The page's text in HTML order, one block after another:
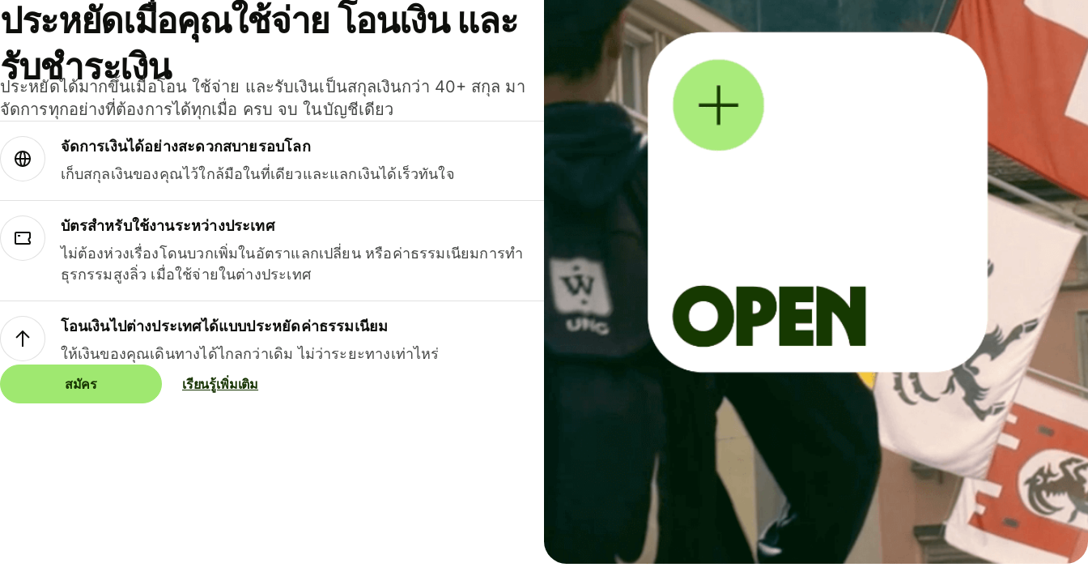
ประหยัดเมื่อคุณใช้จ่าย โอนเงิน และ
รับชำระเงิน
ประหยัดได้มากขึ้นเมื่อโอน ใช้จ่าย และรับเงินเป็นสกุลเงินกว่า 40+ สกุล มา
จัดการทุกอย่างที่ต้องการได้ทุกเมื่อ ครบ จบ ในบัญชีเดียว
จัดการเงินได้อย่างสะดวกสบายรอบโลก
เก็บสกุลเงินของคุณไว้ใกล้มือในที่เดียวและแลกเงินได้เร็วทันใจ
บัตรสำหรับใช้งานระหว่างประเทศ
ไม่ต้องห่วงเรื่องโดนบวกเพิ่มในอัตราแลกเปลี่ยน หรือค่าธรรมเนียมการทำ
ธุรกรรมสูงลิ่ว เมื่อใช้จ่ายในต่างประเทศ
โอนเงินไปต่างประเทศได้แบบประหยัดค่าธรรมเนียม
ให้เงินของคุณเดินทางได้ไกลกว่าเดิม ไม่ว่าระยะทางเท่าไหร่
สมัคร เรียนรู้เพิ่มเติม